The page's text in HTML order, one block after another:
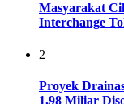
Masyarakat
Interchange
2
Proyek
1,98 Miliar